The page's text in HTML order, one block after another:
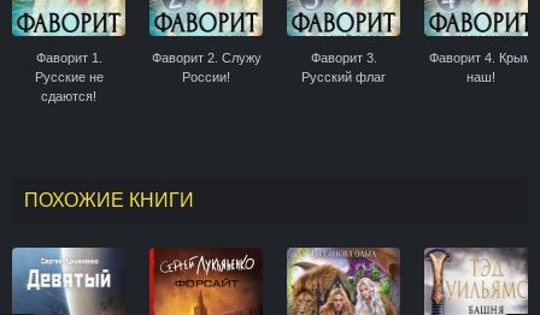
Фаворит 1.
Русские не
сдаются!
Фаворит 2. Служу
России!
Фаворит 3.
Русский флаг
Фаворит 4. Крым
наш!
ПОХОЖИЕ КНИГИ